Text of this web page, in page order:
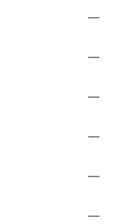
—
—
—
—
—
—